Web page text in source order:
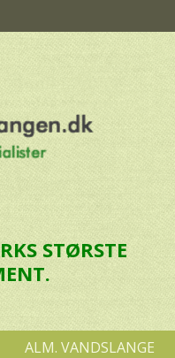
STØRSTE
ALM. VANDSLANGE